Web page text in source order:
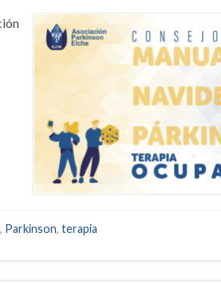
, Parkinson, terapia